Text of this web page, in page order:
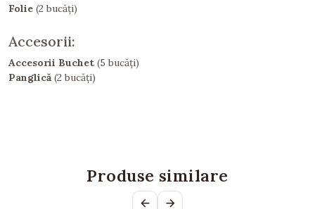
Folie (2 bucăți)
Accesorii:
Accesorii Buchet (5 bucăți)
Panglică (2 bucăți)
Produse similare